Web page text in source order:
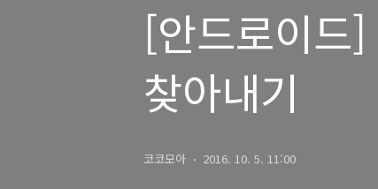
[안드로이드
찾아내기
코코모아 2016. 10. 5. 11:00